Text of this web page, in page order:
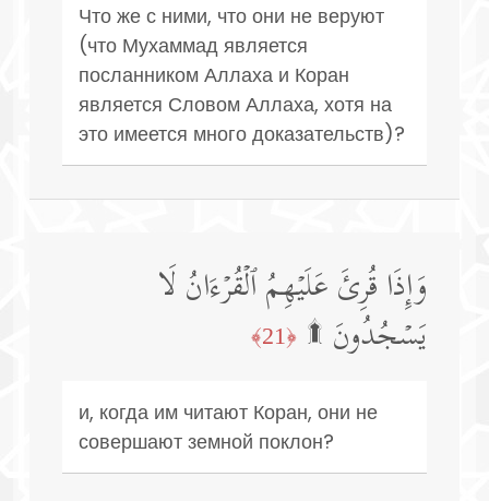
Что же с ними, что они не веруют
(что Мухаммад является
посланником Аллаха и Коран
является Словом Аллаха, хотя на
это имеется много доказательств)?
وَإِذَا قُرِئَ عَلَیۡهِمُ ٱلۡقُرۡءَانُ لَا
یَسۡجُدُونَ ۩ ﴿21﴾
и, когда им читают Коран, они не
совершают земной поклон?